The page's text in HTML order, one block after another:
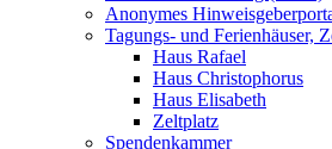
Anonymes
Tagungs- und Ferienhäuser,
Haus Rafael
Haus Christophorus
Haus Elisabeth
Zeltplatz
Spendenkammer